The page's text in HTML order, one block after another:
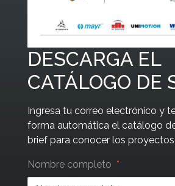
DESCARGA EL
CATÁLOGO DE
Ingresa tu correo electrónico y
forma automática el catálogo
brief para conocer los proyectos
Leave
this
Nombre completo